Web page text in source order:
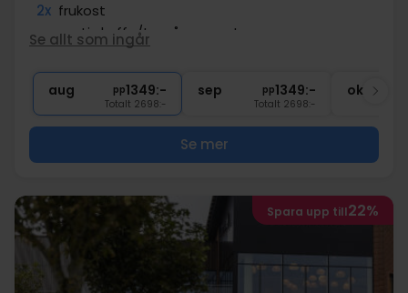
2x frukost
∞
gratis kaffe/te på rummet
Gratis internet
∞ Centralt läge
Se allt som ingår
aug pp1349:-
Totalt 2698:-
sep pp1349:-
Totalt 2698:-
okt
Se mer
Spara upp till22%